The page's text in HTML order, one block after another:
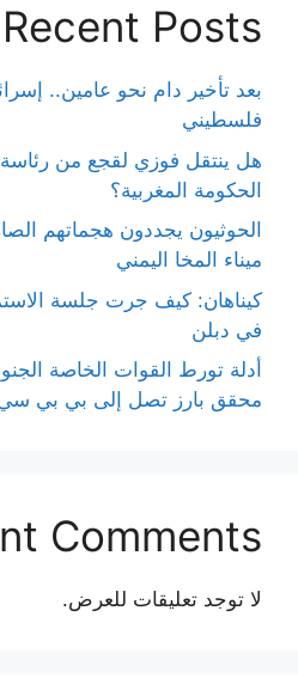
Recent Posts
بعد تأخير دام نحو عامين..
فلسطيني
هل ينتقل فوزي لقجع من رئاسة
الحكومة المغربية؟
الحوثيون يجددون هجماتهم
ميناء المخا اليمني
كيناهان: كيف جرت جلسة
في دبلن
أدلة تورط القوات الخاصة
محقق بارز تصل إلى بي بي
Comments
لا توجد تعليقات للعرض.